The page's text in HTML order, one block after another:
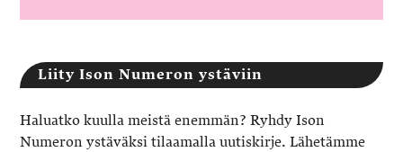
Liity Ison Numeron ystäviin
Haluatko kuulla meistä enemmän? Ryhdy Ison
Numeron ystäväksi tilaamalla uutiskirje. Lähetämme